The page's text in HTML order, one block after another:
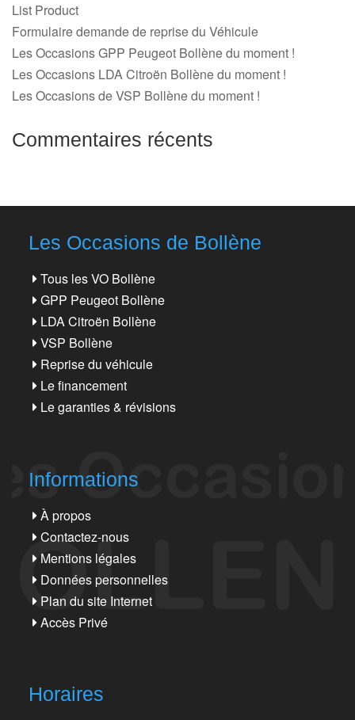
List Product
Formulaire demande de reprise du Véhicule
Les Occasions GPP Peugeot Bollène du moment !
Les Occasions LDA Citroën Bollène du moment !
Les Occasions de VSP Bollène du moment !
Commentaires récents
Les Occasions de Bollène
Tous les VO Bollène
GPP Peugeot Bollène
LDA Citroën Bollène
VSP Bollène
Reprise du véhicule
Le financement
Le garanties & révisions
Informations
À propos
Contactez-nous
Mentions légales
Données personnelles
Plan du site Internet
Accès Privé
Horaires